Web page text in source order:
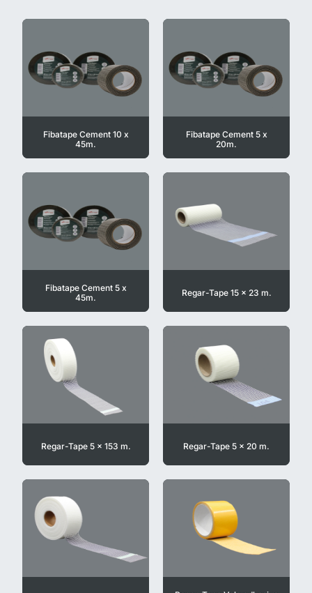
Fibatape Cement 10 x
45m.
Fibatape Cement 5 x
20m.
Fibatape Cement 5 x
45m.
Regar-Tape 15 x 23 m.
Regar-Tape 5 x 153 m. Regar-Tape 5 x 20 m.